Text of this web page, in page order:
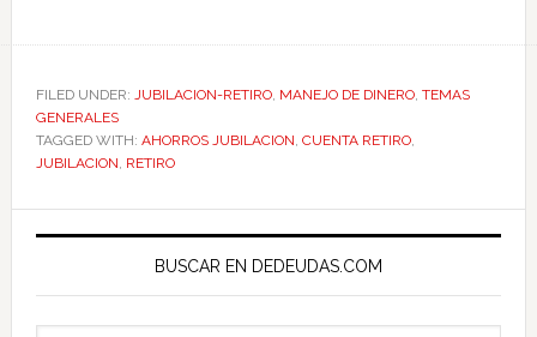
FILED UNDER: JUBILACION-RETIRO, MANEJO DE DINERO, TEMAS
GENERALES
TAGGED WITH: AHORROS JUBILACION, CUENTA RETIRO,
JUBILACION, RETIRO
Primary
BUSCAR EN DEDEUDAS.COM